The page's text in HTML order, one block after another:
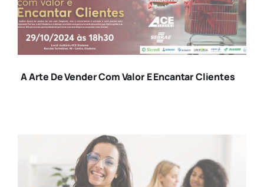
CONVITE NATAL
EVENTO 3
A Arte De Vender Com Valor E Encantar Clientes